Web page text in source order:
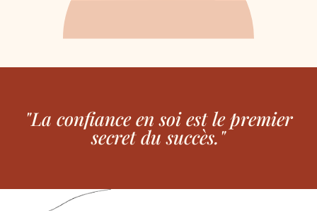
"La confiance en soi est le premier
secret du succès."